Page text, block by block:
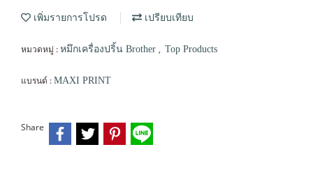
เพิ่มรายการโปรด เปรียบเทียบ
หมวดหมู่ : หมึกเครื่องปริ้น Brother , Top Products
แบรนด์ : MAXI PRINT
Share